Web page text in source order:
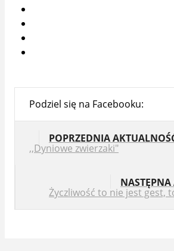
Podziel się na Facebooku:
POPRZEDNIA
,,Dyniowe zwierzaki"
Życzliwość to nie jest gest,